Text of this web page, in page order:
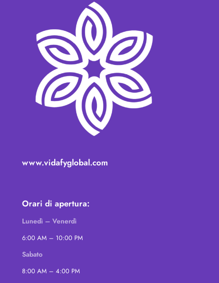
www.vidafyglobal.com
Orari di apertura:
Lunedì – Venerdì
6:00 AM – 10:00 PM
Sabato
8:00 AM – 4:00 PM